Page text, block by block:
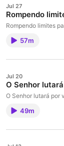
Jul 27
Rompendo
Rompendo limites
57m
Jul 20
O Senhor
O Senhor lutará por
49m